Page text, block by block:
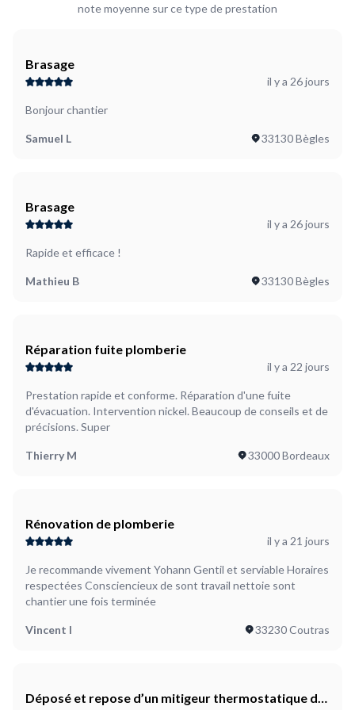
note moyenne sur ce type de prestation
Brasage
il y a 26 jours
Bonjour chantier
Samuel L 33130 Bègles
Brasage
il y a 26 jours
Rapide et efficace !
Mathieu B 33130 Bègles
Réparation fuite plomberie
il y a 22 jours
Prestation rapide et conforme. Réparation d'une fuite
d'évacuation. Intervention nickel. Beaucoup de conseils et de
précisions. Super
Thierry M 33000 Bordeaux
Rénovation de plomberie
il y a 21 jours
Je recommande vivement Yohann Gentil et serviable Horaires
respectées Consciencieux de sont travail nettoie sont
chantier une fois terminée
Vincent I 33230 Coutras
Déposé et repose d’un mitigeur thermostatique de